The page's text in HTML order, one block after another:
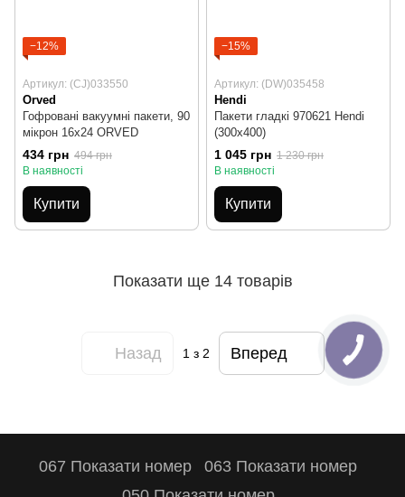
−12%
Артикул: (CJ)033550
Orved
Гофровані вакуумні пакети, 90
мікрон 16х24 ORVED
434 грн 494 грн
В наявності
Купити
−15%
Артикул: (DW)035458
Hendi
Пакети гладкі 970621 Hendi
(300x400)
1 045 грн 1 230 грн
В наявності
Купити
Показати ще 14 товарів
Назад 1з 2 Вперед
067 Показати номер
063 Показати номер